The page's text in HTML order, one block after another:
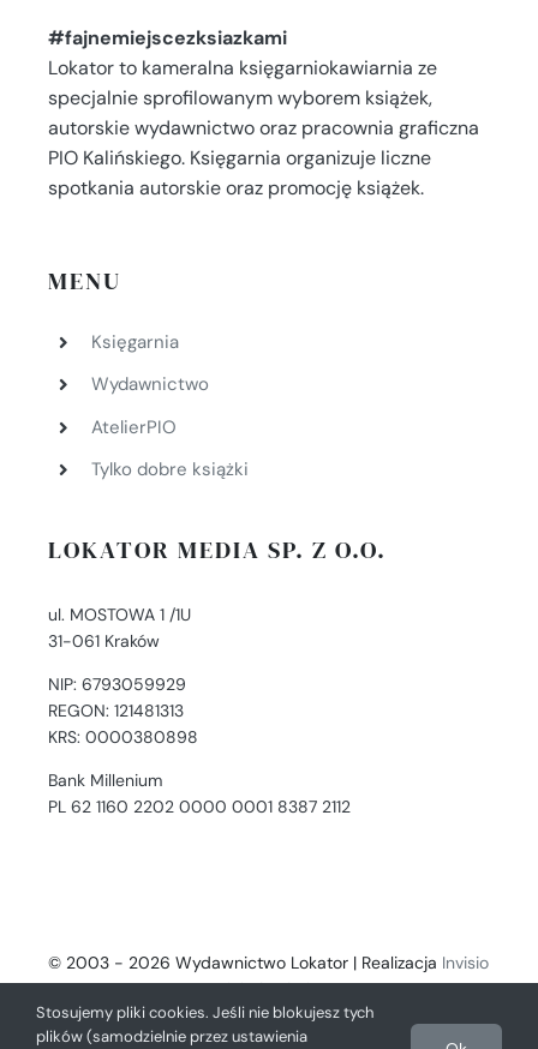
#fajnemiejscezksiazkami
Lokator to kameralna księgarniokawiarnia ze
specjalnie sprofilowanym wyborem książek,
autorskie wydawnictwo oraz pracownia graficzna
PIO Kalińskiego. Księgarnia organizuje liczne
spotkania autorskie oraz promocję książek.
MENU
Księgarnia
Wydawnictwo
AtelierPIO
Tylko dobre książki
LOKATOR MEDIA SP. Z O.O.
ul. MOSTOWA 1 /1U
31-061 Kraków
NIP: 6793059929
REGON: 121481313
KRS: 0000380898
Bank Millenium
PL 62 1160 2202 0000 0001 8387 2112
© 2003 - 2026 Wydawnictwo Lokator | Realizacja Invisio
- Digital Solutions
Stosujemy pliki cookies. Jeśli nie blokujesz tych
plików (samodzielnie przez ustawienia